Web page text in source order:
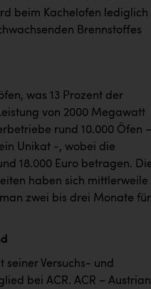
beim Kachelofen lediglich
Brennstoffes
was 13 Prozent der
von 2000 Megawatt
rund 10.000 Öfen –
Unikat -, wobei die
18.000 Euro betragen.
haben sich mittlerweile
zwei bis drei Monate
seiner Versuchs- und
bei ACR. ACR – Austrian